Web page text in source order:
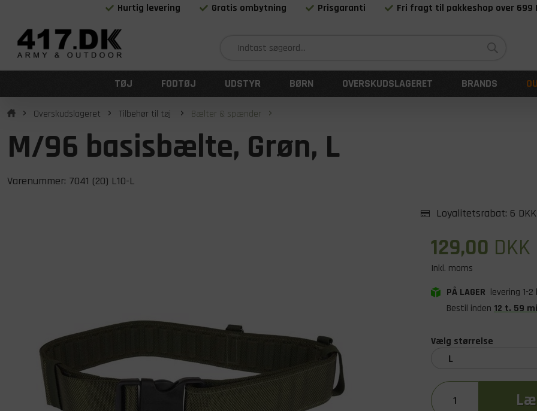
Hurtig levering Gratis ombytning Prisgaranti Fri fragt til pakkeshop over 699
TØJ FODTØJ UDSTYR BØRN OVERSKUDSLAGERET BRANDS
Overskudslageret Tilbehør til tøj Bælter & spænder
M/96 basisbælte, Grøn, L
Varenummer: 7041 (20) L10-L
Loyalitetsrabat: 6 DKK
129,00 DKK
Inkl. moms
PÅ LAGER levering 1-
Bestil inden 12 t. 59
Vælg størrelse
L